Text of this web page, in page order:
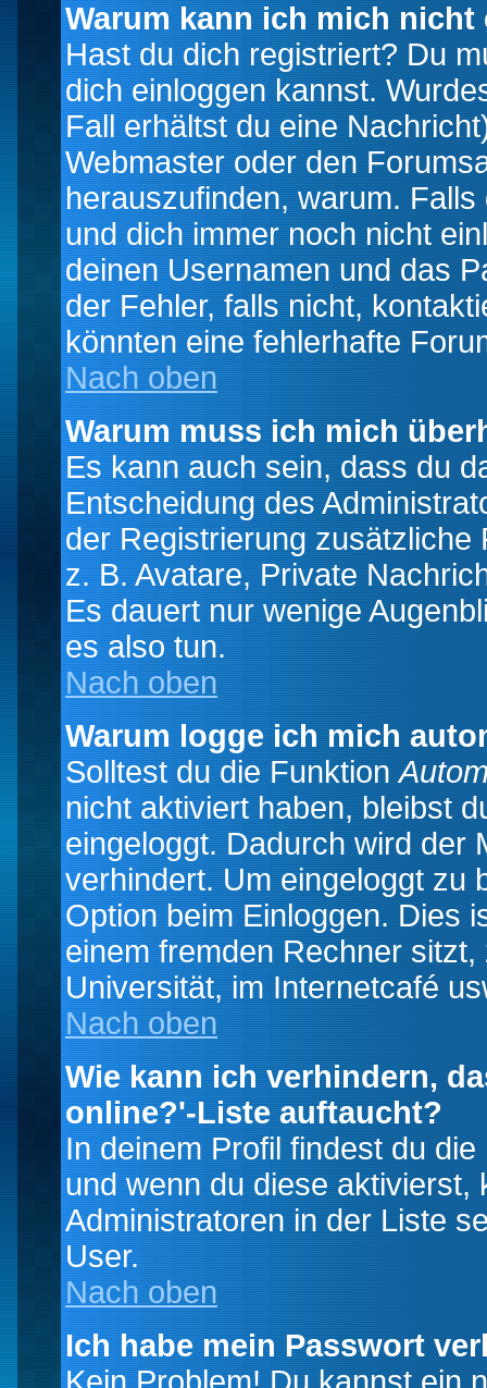
Warum kann ich mich nicht
Hast du dich registriert? Du
dich einloggen kannst.
Fall erhältst du eine
Webmaster oder den
herauszufinden, warum.
und dich immer noch nicht
deinen Usernamen und das
der Fehler, falls nicht,
könnten eine fehlerhafte
Nach oben
Warum muss ich mich
Es kann auch sein, dass du
Entscheidung des
der Registrierung
z. B. Avatare, Private
Es dauert nur wenige
es also tun.
Nach oben
Warum logge ich mich
Solltest du die Funktion
nicht aktiviert haben, bleibst
eingeloggt. Dadurch wird der
verhindert. Um eingeloggt zu
Option beim Einloggen. Dies
einem fremden Rechner
Universität, im Internetcafé
Nach oben
Wie kann ich verhindern,
online?'-Liste auftaucht?
In deinem Profil findest du
und wenn du diese aktivierst,
Administratoren in der Liste
User.
Nach oben
Ich habe mein Passwort